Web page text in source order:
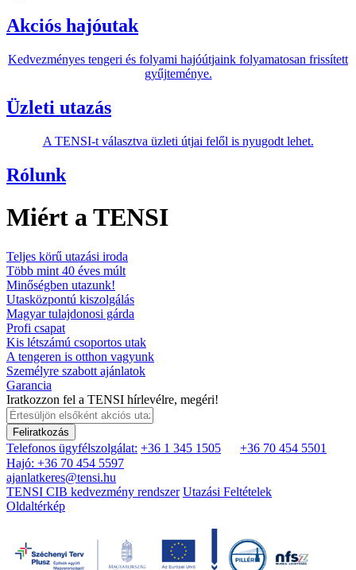
Akciós hajóutak
Kedvezményes tengeri és folyami hajóútjaink folyamatosan frissített
gyűjteménye.
Üzleti utazás
A TENSI-t választva üzleti útjai felől is nyugodt lehet.
Rólunk
Miért a TENSI
Teljes körű utazási iroda
Több mint 40 éves múlt
Minőségben utazunk!
Utasközpontú kiszolgálás
Magyar tulajdonosi gárda
Profi csapat
Kis létszámú csoportos utak
A tengeren is otthon vagyunk
Személyre szabott ajánlatok
Garancia
Iratkozzon fel a TENSI hírlevélre, megéri!
Feliratkozás
Telefonos ügyfélszolgálat: +36 1 345 1505
+36 70 454 5501
Hajó: +36 70 454 5597
ajanlatkeres@tensi.hu
TENSI CIB kedvezmény rendszer Utazási Feltételek
Oldaltérkép